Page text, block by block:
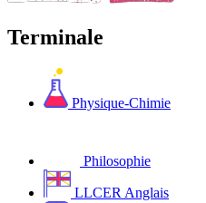
Terminale
Physique-Chimie
Philosophie
LLCER Anglais